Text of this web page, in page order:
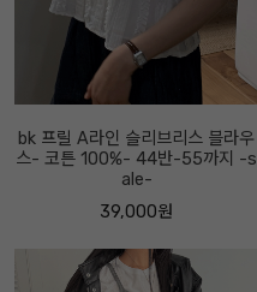
bk 프릴 A라인 슬리브리스 블라우
스- 코튼 100%- 44반-55까지 -s
ale-
39,000원